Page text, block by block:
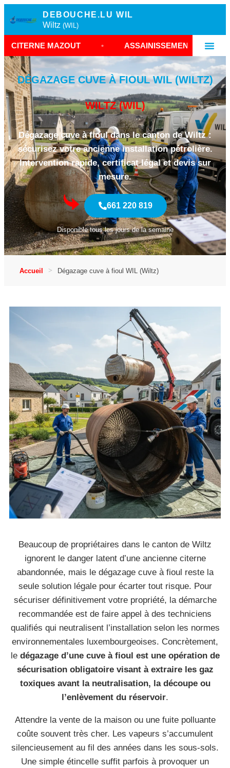
DEBOUCHE.LU WIL
Wiltz (WIL)
• ASSAINISSEMENT RÉSERVOIR WILTZ
DÉGAZAGE CUVE À FIOUL WIL (WILTZ)
WILTZ (WIL)
Dégazage cuve à fioul dans le canton de Wiltz :
sécurisez votre ancienne installation pétrolière.
Intervention rapide, certificat légal et devis sur
mesure.
661 220 819
Disponible tous les jours de la semaine
Accueil Dégazage cuve à fioul WIL (Wiltz)
Beaucoup de propriétaires dans le canton de Wiltz
ignorent le danger latent d’une ancienne citerne
abandonnée, mais le dégazage cuve à fioul reste la
seule solution légale pour écarter tout risque. Pour
sécuriser définitivement votre propriété, la démarche
recommandée est de faire appel à des techniciens
qualifiés qui neutralisent l’installation selon les normes
environnementales luxembourgeoises. Concrètement,
le dégazage d’une cuve à fioul est une opération de
sécurisation obligatoire visant à extraire les gaz
toxiques avant la neutralisation, la découpe ou
l’enlèvement du réservoir.
Attendre la vente de la maison ou une fuite polluante
coûte souvent très cher. Les vapeurs s’accumulent
silencieusement au fil des années dans les sous-sols.
Une simple étincelle suffit parfois à provoquer un